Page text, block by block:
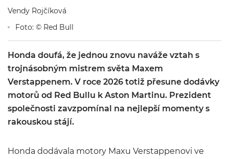
Vendy Rojčíková
Foto: © Red Bull
Honda doufá, že jednou znovu naváže vztah s
trojnásobným mistrem světa Maxem
Verstappenem. V roce 2026 totiž přesune dodávky
motorů od Red Bullu k Aston Martinu. Prezident
společnosti zavzpomínal na nejlepší momenty s
rakouskou stájí.
Honda dodávala motory Maxu Verstappenovi ve